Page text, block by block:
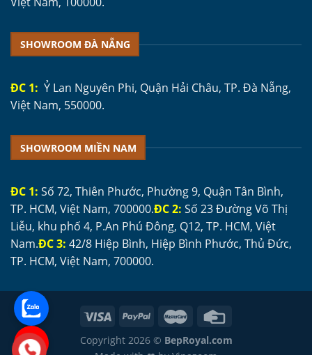
SHOWROOM ĐÀ NẴNG
ĐC 1: Ỷ Lan Nguyên Phi, Quận Hải Châu, TP. Đà Nẵng,
Việt Nam, 550000.
SHOWROOM MIỀN NAM
ĐC 1: Số 72, Thiên Phước, Phường 9, Quận Tân Bình,
TP. HCM, Việt Nam, 700000.ĐC 2: Số 23 Đường Võ Thị
Liễu, khu phố 4, P.An Phú Đông, Q12, TP. HCM, Việt
Nam.ĐC 3: 42/8 Hiệp Bình, Hiệp Bình Phước, Thủ Đức,
TP. HCM, Việt Nam, 700000.
Copyright 2026 © BepRoyal.com